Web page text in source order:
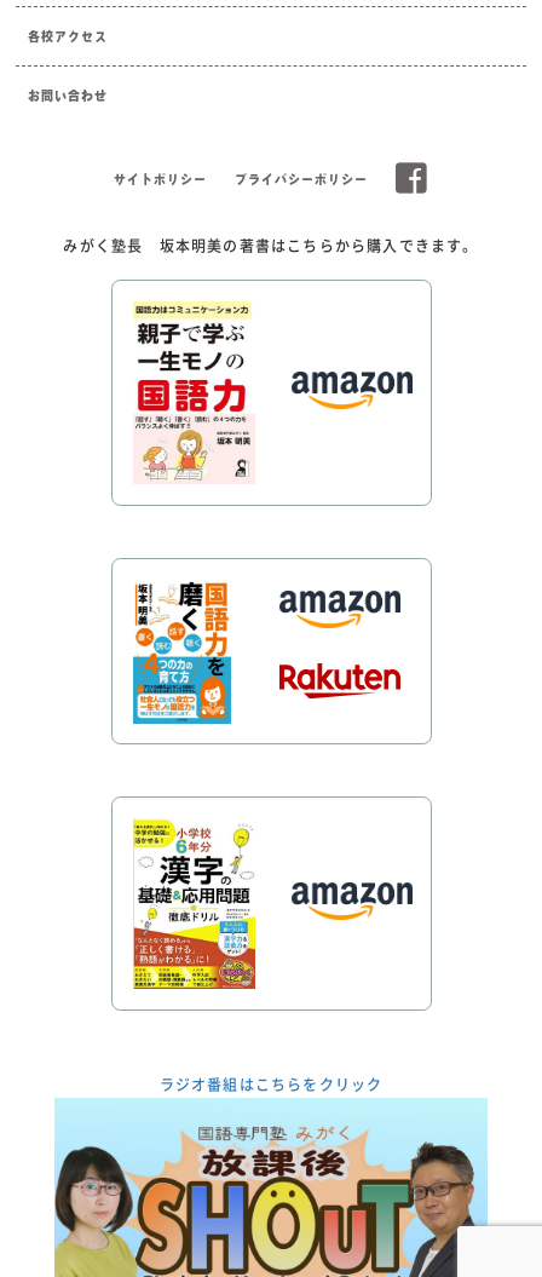
各校アクセス
お問い合わせ
サイトポリシー プライバシーポリシー
みがく塾長 坂本明美の著書はこちらから購入できます。
ラジオ番組はこちらをクリック